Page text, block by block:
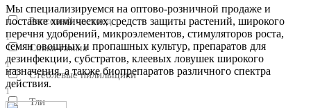
1
Рапсовый цветоед
1
Совка-гамма
1
Стеблевые пилильщики
1
Тли
Мы специализируемся на оптово-розничной продаже и
поставке химических средств защиты растений, широкого
перечня удобрений, микроэлементов, стимуляторов роста,
семян овощных и пропашных культур, препаратов для
дезинфекции, субстратов, клеевых ловушек широкого
назначения, а также биопрепаратов различного спектра
действия.